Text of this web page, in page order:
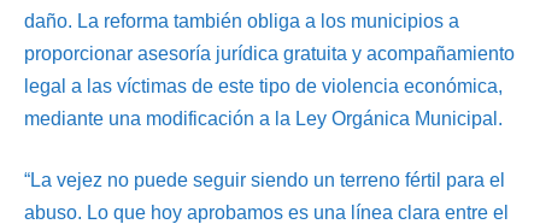
daño. La reforma también obliga a los municipios a
proporcionar asesoría jurídica gratuita y acompañamiento
legal a las víctimas de este tipo de violencia económica,
mediante una modificación a la Ley Orgánica Municipal.
“La vejez no puede seguir siendo un terreno fértil para el
abuso. Lo que hoy aprobamos es una línea clara entre el